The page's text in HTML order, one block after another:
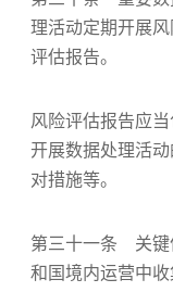
理活动定期开展
评估报告。
风险评估报告应
开展数据处理活
对措施等。
第三十一条 关键
和国境内运营中